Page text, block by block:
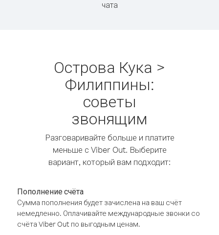
чата
Острова Кука >
Филиппины:
советы
звонящим
Разговаривайте больше и платите
меньше с Viber Out. Выберите
вариант, который вам подходит:
Пополнение счёта
Сумма пополнения будет зачислена на ваш счёт
немедленно. Оплачивайте международные звонки со
счёта Viber Out по выгодным ценам.